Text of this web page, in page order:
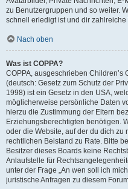
zu Benutzergruppen und so weiter.
schnell erledigt ist und dir zahlreiche
Nach oben
Was ist COPPA?
COPPA, ausgeschrieben Children’s
(deutsch: Gesetz zum Schutz der
1998) ist ein Gesetz in den USA,
möglicherweise persönliche Daten
hierzu die Zustimmung der Eltern
Erziehungsberechtigten benötigen.
oder die Website, auf der du dich zu
rechtlichen Beistand zu Rate. Bitte
Besitzer dieses Boards keine
Anlaufstelle für
unter der Frage „An wen soll ich
juristische Anfragen zu diesem